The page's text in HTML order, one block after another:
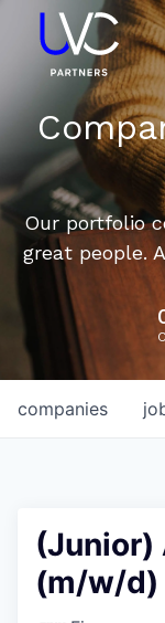
Our portfolio
great people.
companies
(Junior)
(m/w/d)